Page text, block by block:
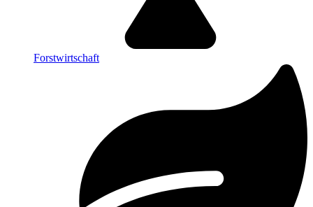
Forstwirtschaft